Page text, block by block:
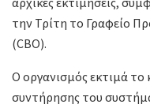
την Τρίτη το Γραφείο
(CBO).
Ο οργανισμός εκτιμά
συντήρησης του